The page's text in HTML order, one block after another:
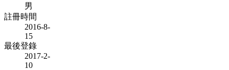
男
註冊時間
2016-8-
15
最後登錄
2017-2-
10